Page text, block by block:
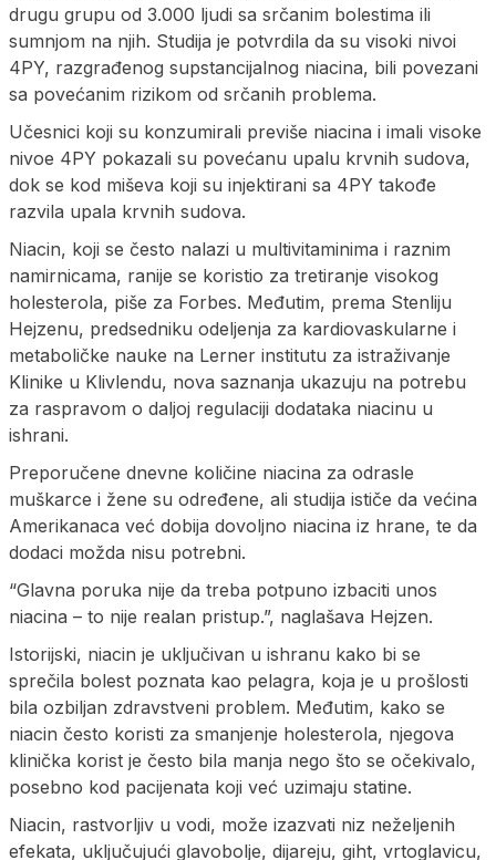
drugu grupu od 3.000 ljudi sa srčanim bolestima ili
sumnjom na njih. Studija je potvrdila da su visoki nivoi
4PY, razgrađenog supstancijalnog niacina, bili povezani
sa povećanim rizikom od srčanih problema.
Učesnici koji su konzumirali previše niacina i imali visoke
nivoe 4PY pokazali su povećanu upalu krvnih sudova,
dok se kod miševa koji su injektirani sa 4PY takođe
razvila upala krvnih sudova.
Niacin, koji se često nalazi u multivitaminima i raznim
namirnicama, ranije se koristio za tretiranje visokog
holesterola, piše za Forbes. Međutim, prema Stenliju
Hejzenu, predsedniku odeljenja za kardiovaskularne i
metaboličke nauke na Lerner institutu za istraživanje
Klinike u Klivlendu, nova saznanja ukazuju na potrebu
za raspravom o daljoj regulaciji dodataka niacinu u
ishrani.
Preporučene dnevne količine niacina za odrasle
muškarce i žene su određene, ali studija ističe da većina
Amerikanaca već dobija dovoljno niacina iz hrane, te da
dodaci možda nisu potrebni.
“Glavna poruka nije da treba potpuno izbaciti unos
niacina – to nije realan pristup.”, naglašava Hejzen.
Istorijski, niacin je uključivan u ishranu kako bi se
sprečila bolest poznata kao pelagra, koja je u prošlosti
bila ozbiljan zdravstveni problem. Međutim, kako se
niacin često koristi za smanjenje holesterola, njegova
klinička korist je često bila manja nego što se očekivalo,
posebno kod pacijenata koji već uzimaju statine.
Niacin, rastvorljiv u vodi, može izazvati niz neželjenih
efekata, uključujući glavobolje, dijareju, giht, vrtoglavicu,